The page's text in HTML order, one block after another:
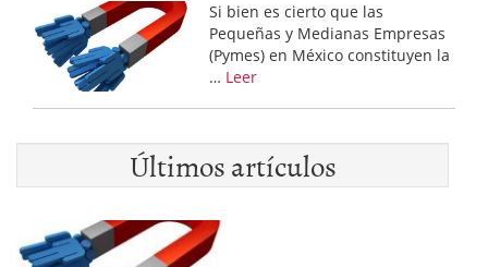
Si bien es cierto que las
Pequeñas y Medianas Empresas
(Pymes) en México constituyen la
… Leer
Últimos artículos